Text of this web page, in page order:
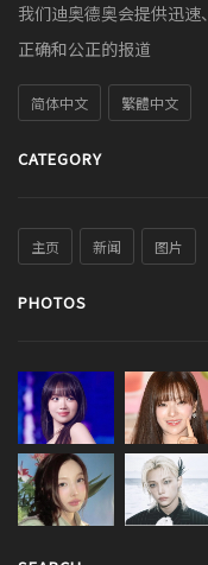
我们迪奥德奥会提供迅速、
正确和公正的报道
简体中文 繁體中文
CATEGORY
主页 新闻 图片
PHOTOS